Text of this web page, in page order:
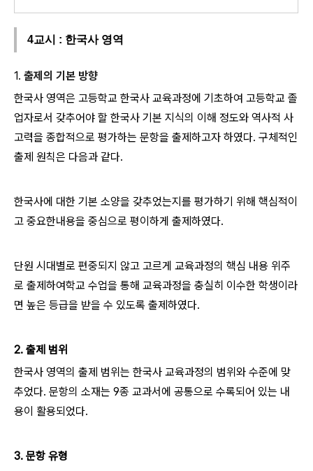
4교시 : 한국사 영역
1. 출제의 기본 방향
한국사 영역은 고등학교 한국사 교육과정에 기초하여 고등학교 졸
업자로서 갖추어야 할 한국사 기본 지식의 이해 정도와 역사적 사
고력을 종합적으로 평가하는 문항을 출제하고자 하였다. 구체적인
출제 원칙은 다음과 같다.
한국사에 대한 기본 소양을 갖추었는지를 평가하기 위해 핵심적이
고 중요한내용을 중심으로 평이하게 출제하였다.
단원 시대별로 편중되지 않고 고르게 교육과정의 핵심 내용 위주
로 출제하여학교 수업을 통해 교육과정을 충실히 이수한 학생이라
면 높은 등급을 받을 수 있도록 출제하였다.
2. 출제 범위
한국사 영역의 출제 범위는 한국사 교육과정의 범위와 수준에 맞
추었다. 문항의 소재는 9종 교과서에 공통으로 수록되어 있는 내
용이 활용되었다.
3. 문항 유형